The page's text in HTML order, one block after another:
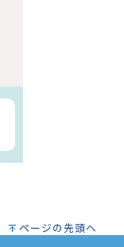
ページの先頭へ